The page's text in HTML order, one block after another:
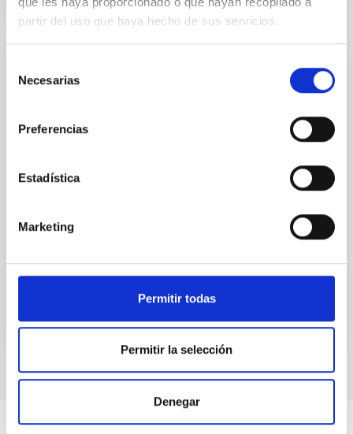
partir del uso que haya hecho de sus servicios.
Necesarias
Preferencias
Estadística
Marketing
Permitir todas
Permitir la selección
Denegar
Survey. II. Anisotropic Large-scale
Matter
the baryon distribution in the cosmic web enable